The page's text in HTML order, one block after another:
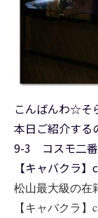
こんばんわ☆そ
本日ご紹介す
9-3 コスモ二番
【キャバクラ
松山最大級の在
【キャバクラ